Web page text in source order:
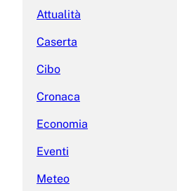
Attualità
Caserta
Cibo
Cronaca
Economia
Eventi
Meteo